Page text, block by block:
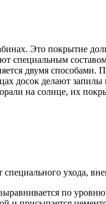
Это покрытие
специальным
двумя способами.
досок делают
на солнце, их
ухода,
по